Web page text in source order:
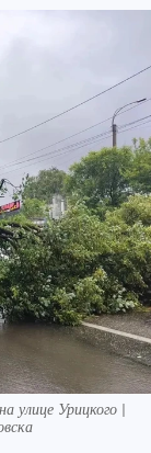
улице Урицкого |